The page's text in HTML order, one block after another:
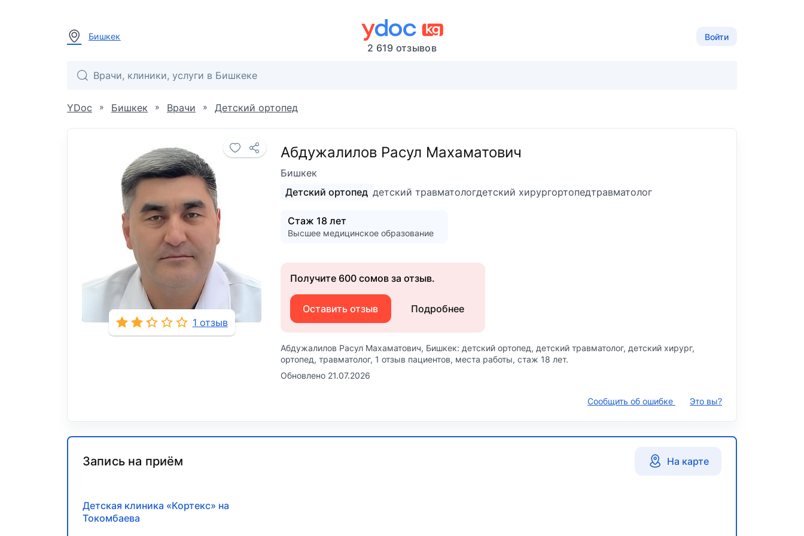
Бишкек
2 619 отзывов
Войти
YDoc » Бишкек » Врачи » Детский ортопед
1 отзыв
Абдужалилов Расул Махаматович
Бишкек
Детский ортопед детский травматологдетский хирургортопедтравматолог
Стаж 18 лет
Высшее медицинское образование
Получите 600 сомов за отзыв.
Оставить отзыв Подробнее
Абдужалилов Расул Махаматович, Бишкек: детский ортопед, детский травматолог, детский хирург,
ортопед, травматолог, 1 отзыв пациентов, места работы, стаж 18 лет.
Обновлено 21.07.2026
Сообщить об ошибке Это вы?
Запись на приём На карте
Детская клиника «Кортекс» на
Токомбаева